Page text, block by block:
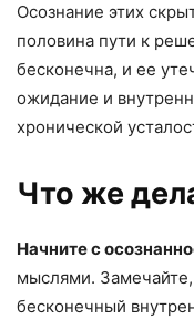
Осознание этих
половина пути к
бесконечна, и ее
ожидание и
хронической
Что же
Начните с
мыслями.
бесконечный